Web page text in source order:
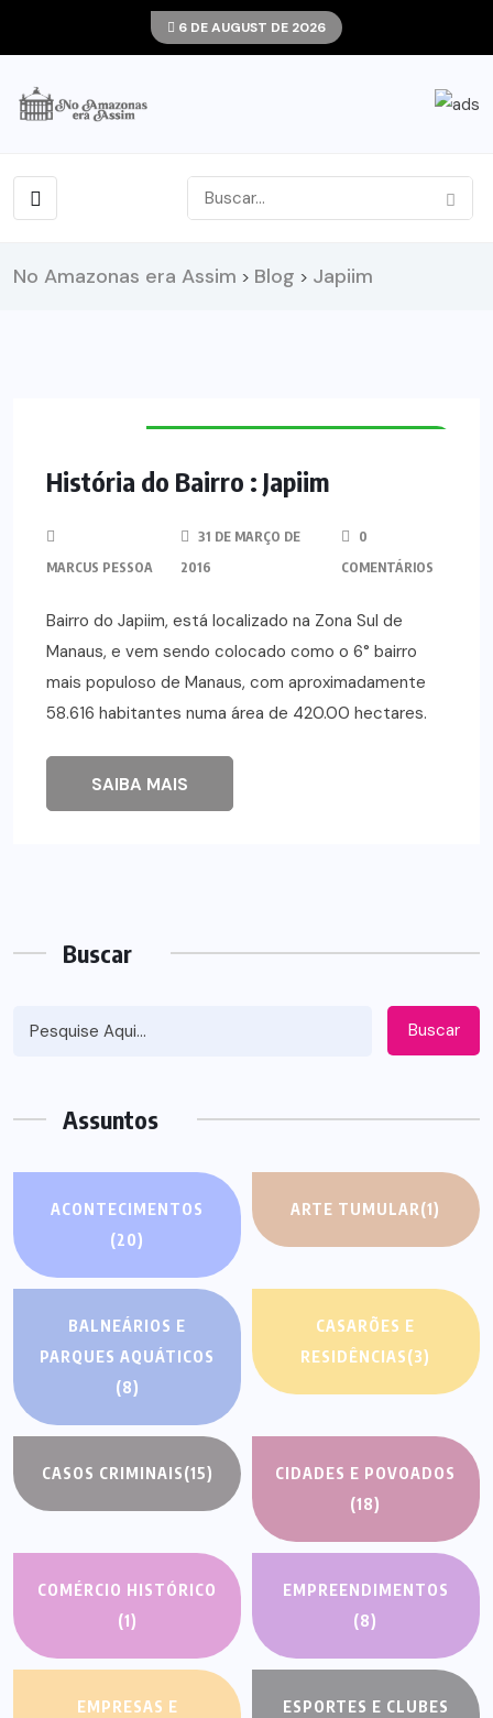
6 DE AUGUST DE 2026
No Amazonas era Assim > Blog > Japiim
História do Bairro : Japiim
MARCUS PESSOA
31 DE MARÇO DE
2016
0
COMENTÁRIOS
Bairro do Japiim, está localizado na Zona Sul de
Manaus, e vem sendo colocado como o 6° bairro
mais populoso de Manaus, com aproximadamente
58.616 habitantes numa área de 420.00 hectares.
SAIBA MAIS
Buscar
Buscar
Assuntos
ACONTECIMENTOS
(20)
ARTE TUMULAR(1)
BALNEÁRIOS E
PARQUES AQUÁTICOS
(8)
CASARÕES E
RESIDÊNCIAS(3)
CASOS CRIMINAIS(15)
CIDADES E POVOADOS
(18)
COMÉRCIO HISTÓRICO
(1)
EMPREENDIMENTOS
(8)
EMPRESAS E
ESPORTES E CLUBES